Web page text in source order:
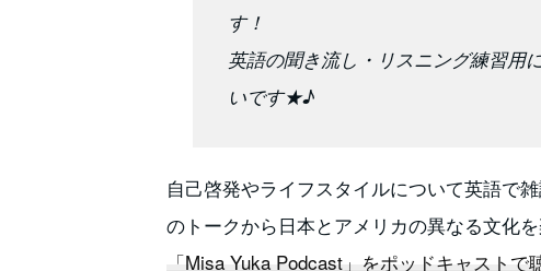
す！
英語の聞き流し・リスニング練習用
いです★♪
自己啓発やライフスタイルについて英語で
のトークから日本とアメリカの異なる文化
「Misa Yuka Podcast」をポッドキャストで